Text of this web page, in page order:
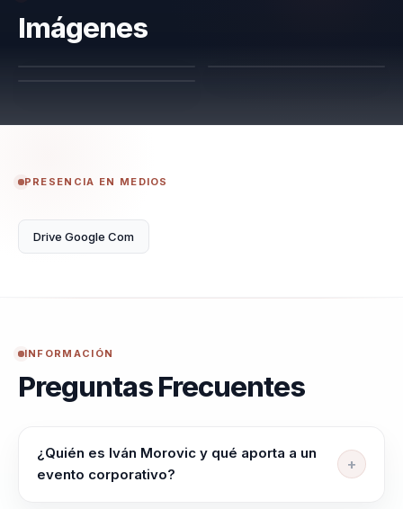
Imágenes
PRESENCIA EN MEDIOS
Drive Google Com
INFORMACIÓN
Preguntas Frecuentes
¿Quién es Iván Morovic y qué aporta a un
evento corporativo?